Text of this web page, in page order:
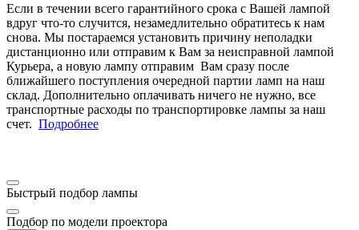
Если в течении всего гарантийного срока с Вашей лампой
вдруг что-то случится, незамедлительно обратитесь к нам
снова. Мы постараемся установить причину неполадки
дистанционно или отправим к Вам за неисправной лампой
Курьера, а новую лампу отправим Вам сразу после
ближайшего поступления очередной партии ламп на наш
склад. Дополнительно оплачивать ничего не нужно, все
транспортные расходы по транспортировке лампы за наш
счет. Подробнее
Быстрый подбор лампы
Подбор по модели проектора